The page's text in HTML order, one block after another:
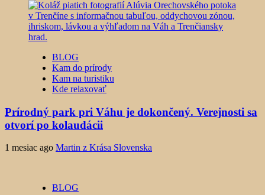
BLOG
Kam do prírody
Kam na turistiku
Kde relaxovať
Prírodný park pri Váhu je dokončený. Verejnosti sa
otvorí po kolaudácii
1 mesiac ago Martin z Krása Slovenska
BLOG